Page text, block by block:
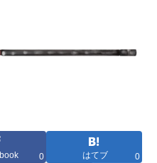
0 はてブ 0